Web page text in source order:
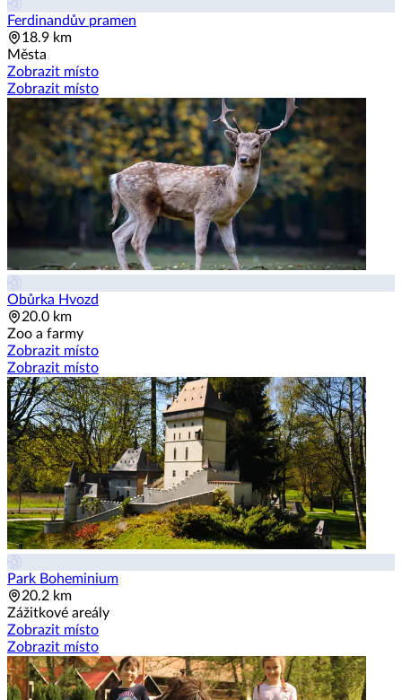
Ferdinandův pramen
18.9 km
Města
Zobrazit místo
Zobrazit místo
Obůrka Hvozd
20.0 km
Zoo a farmy
Zobrazit místo
Zobrazit místo
Park Boheminium
20.2 km
Zážitkové areály
Zobrazit místo
Zobrazit místo